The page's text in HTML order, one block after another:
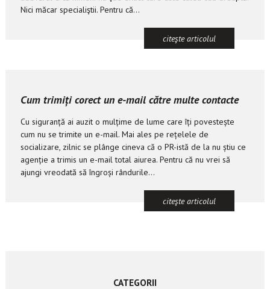
Nici măcar specialiştii. Pentru că...
citeşte articolul
Cum trimiți corect un e-mail către multe contacte
Cu siguranță ai auzit o mulțime de lume care îți povestește
cum nu se trimite un e-mail. Mai ales pe rețelele de
socializare, zilnic se plânge cineva că o PR-istă de la nu știu ce
agenție a trimis un e-mail total aiurea. Pentru că nu vrei să
ajungi vreodată să îngroși rândurile...
citeşte articolul
CATEGORII